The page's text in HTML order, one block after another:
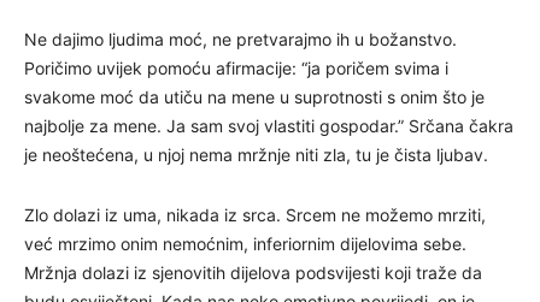
Ne dajimo ljudima moć, ne pretvarajmo ih u božanstvo.
Poričimo uvijek pomoću afirmacije: “ja poričem svima i
svakome moć da utiču na mene u suprotnosti s onim što je
najbolje za mene. Ja sam svoj vlastiti gospodar.” Srčana čakra
je neoštećena, u njoj nema mržnje niti zla, tu je čista ljubav.
Zlo dolazi iz uma, nikada iz srca. Srcem ne možemo mrziti,
već mrzimo onim nemoćnim, inferiornim dijelovima sebe.
Mržnja dolazi iz sjenovitih dijelova podsvijesti koji traže da